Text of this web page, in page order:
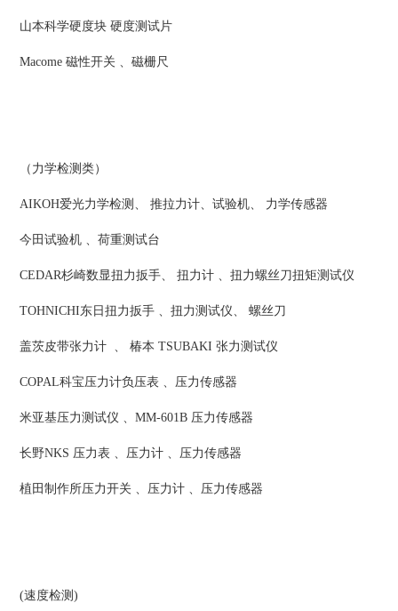
山本科学硬度块 硬度测试片
Macome 磁性开关 、磁栅尺
（力学检测类）
AIKOH爱光力学检测、 推拉力计、试验机、 力学传感器
今田试验机 、荷重测试台
CEDAR杉崎数显扭力扳手、 扭力计 、扭力螺丝刀扭矩测试仪
TOHNICHI东日扭力扳手 、扭力测试仪、 螺丝刀
盖茨皮带张力计 、 椿本 TSUBAKI 张力测试仪
COPAL科宝压力计负压表 、压力传感器
米亚基压力测试仪 、MM-601B 压力传感器
长野NKS 压力表 、压力计 、压力传感器
植田制作所压力开关 、压力计 、压力传感器
(速度检测)